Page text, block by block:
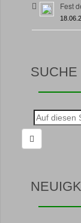
Fest
SUCHE
Suche
nach: